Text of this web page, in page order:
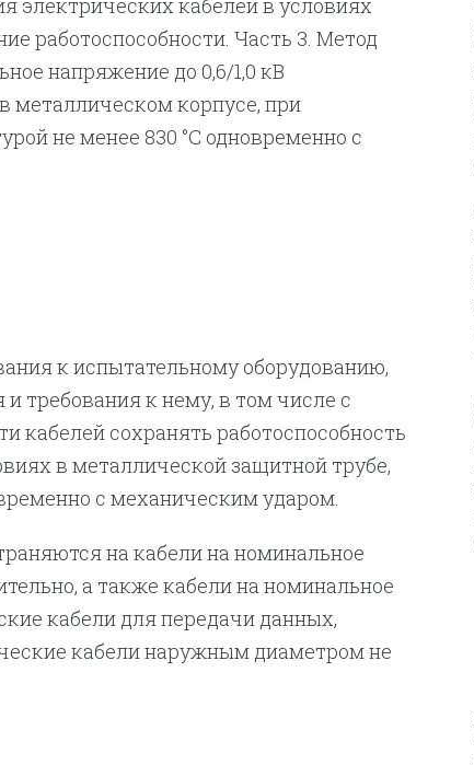
электрических кабелей в условиях
работоспособности. Часть 3. Метод
напряжение до 0,6/1,0 кВ
корпусе, при
не менее 830 °C одновременно с
к испытательному оборудованию,
требования к нему, в том числе с
кабелей сохранять работоспособность
в металлической защитной трубе,
с механическим ударом.
на кабели на номинальное
а также кабели на номинальное
кабели для передачи данных,
кабели наружным диаметром не